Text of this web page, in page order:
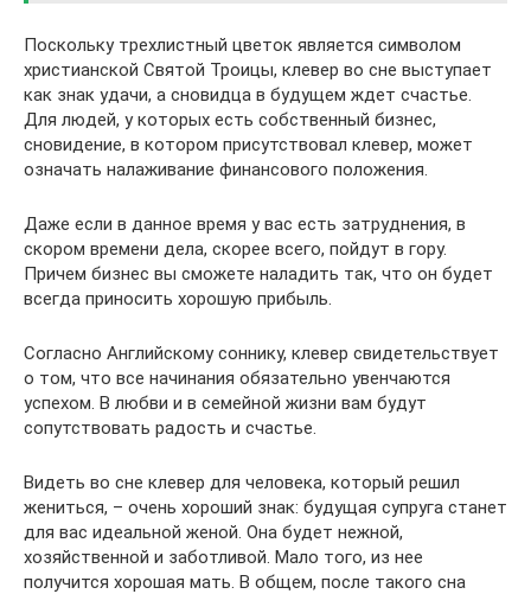
Поскольку трехлистный цветок является символом
христианской Святой Троицы, клевер во сне выступает
как знак удачи, а сновидца в будущем ждет счастье.
Для людей, у которых есть собственный бизнес,
сновидение, в котором присутствовал клевер, может
означать налаживание финансового положения.
Даже если в данное время у вас есть затруднения, в
скором времени дела, скорее всего, пойдут в гору.
Причем бизнес вы сможете наладить так, что он будет
всегда приносить хорошую прибыль.
Согласно Английскому соннику, клевер свидетельствует
о том, что все начинания обязательно увенчаются
успехом. В любви и в семейной жизни вам будут
сопутствовать радость и счастье.
Видеть во сне клевер для человека, который решил
жениться, – очень хороший знак: будущая супруга станет
для вас идеальной женой. Она будет нежной,
хозяйственной и заботливой. Мало того, из нее
получится хорошая мать. В общем, после такого сна